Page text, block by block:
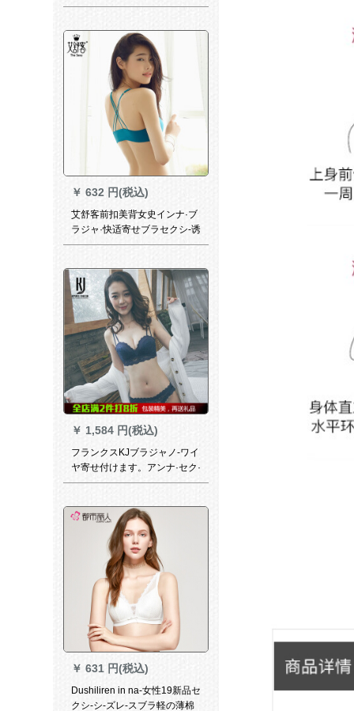
ザスス無スポンジーノワイヤ
ン女子史イェネッツ
￥ 632 円(税込)
艾舒客前扣美背女史インナ·ブ
ラジャ·快适寄せブラセクシ-诱
惑通気性がいい夏新商品エメ
￥ 1,584 円(税込)
フランクスKJブラジャノ-ワイ
ヤ寄せ付けます。アンナ·セク·
レ·スブラ·調整型ブザー·セト
￥ 631 円(税込)
Dushiliren in na-女性19新品セ
クシ-シ-ズレ-スブラ軽の薄棉